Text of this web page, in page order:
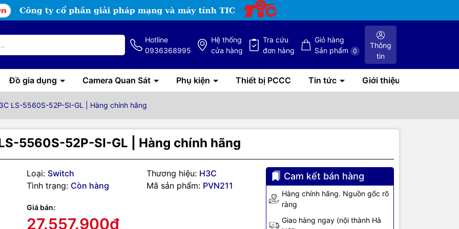
Hotline
0936368995
Hệ thống
cửa hàng
Tra cứu
đơn hàng
Giỏ hàng
Sản phẩm
0
Thông
tin
Đồ gia dụng Camera Quan Sát Phụ kiện Thiết bị PCCC Tin tức Giới thiệu
LS-5560S-52P-SI-GL | Hàng chính hãng
5560S-52P-SI-GL | Hàng chính hãng
Loại: Switch Thương hiệu: H3C
Tình trạng: Còn hàng Mã sản phẩm: PVN211
Giá bán:
27.557.900₫
Cam kết bán hàng
Hàng chính hãng. Nguồn gốc rõ
ràng
Giao hàng ngay (nội thành Hà
số kỹ thuật